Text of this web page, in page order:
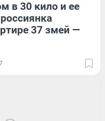
в 30 кило и ее
37 змей —